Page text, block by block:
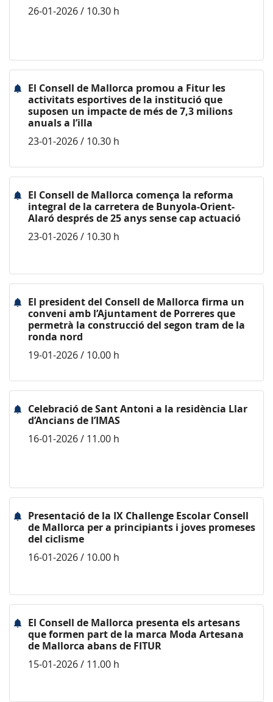
26-01-2026 / 10.30 h
El Consell de Mallorca promou a Fitur les
activitats esportives de la institució que
suposen un impacte de més de 7,3 milions
anuals a l’illa
23-01-2026 / 10.30 h
El Consell de Mallorca comença la reforma
integral de la carretera de Bunyola-Orient-
Alaró després de 25 anys sense cap actuació
23-01-2026 / 10.30 h
El president del Consell de Mallorca firma un
conveni amb l’Ajuntament de Porreres que
permetrà la construcció del segon tram de la
ronda nord
19-01-2026 / 10.00 h
Celebració de Sant Antoni a la residència Llar
d’Ancians de l’IMAS
16-01-2026 / 11.00 h
Presentació de la IX Challenge Escolar Consell
de Mallorca per a principiants i joves promeses
del ciclisme
16-01-2026 / 10.00 h
El Consell de Mallorca presenta els artesans
que formen part de la marca Moda Artesana
de Mallorca abans de FITUR
15-01-2026 / 11.00 h